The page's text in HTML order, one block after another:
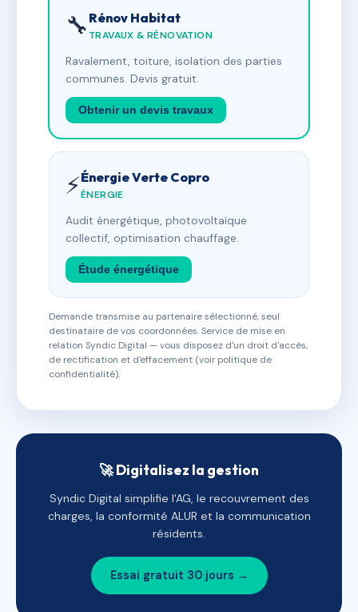
🔧 Rénov Habitat
TRAVAUX & RÉNOVATION
Ravalement, toiture, isolation des parties
communes. Devis gratuit.
Obtenir un devis travaux
⚡Énergie Verte Copro
ÉNERGIE
Audit énergétique, photovoltaïque
collectif, optimisation chauffage.
Étude énergétique
Demande transmise au partenaire sélectionné, seul
destinataire de vos coordonnées. Service de mise en
relation Syndic Digital — vous disposez d'un droit d'accès,
de rectification et d'effacement (voir politique de
confidentialité).
🚀 Digitalisez la gestion
Syndic Digital simplifie l'AG, le recouvrement des
charges, la conformité ALUR et la communication
résidents.
Essai gratuit 30 jours →